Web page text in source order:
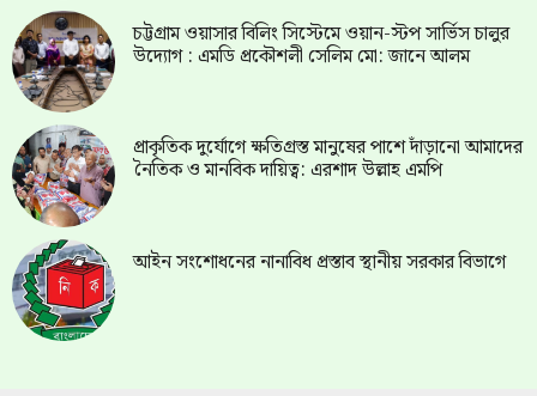
চট্টগ্রাম ওয়াসার বিলিং সিস্টেমে ওয়ান-স্টপ সার্ভিস চালুর
উদ্যোগ : এমডি প্রকৌশলী সেলিম মো: জানে আলম
প্রাকৃতিক দুর্যোগে ক্ষতিগ্রস্ত মানুষের পাশে দাঁড়ানো আমাদের
নৈতিক ও মানবিক দায়িত্ব: এরশাদ উল্লাহ এমপি
আইন সংশোধনের নানাবিধ প্রস্তাব স্থানীয় সরকার বিভাগে